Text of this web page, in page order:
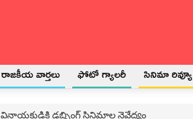
రాజకీయ వార్తలు ఫోటో గ్యాలరీ సినిమా రివ్యూ
వినాయకుడికి డబ్బింగ్ సినిమాల నైవేద్యం